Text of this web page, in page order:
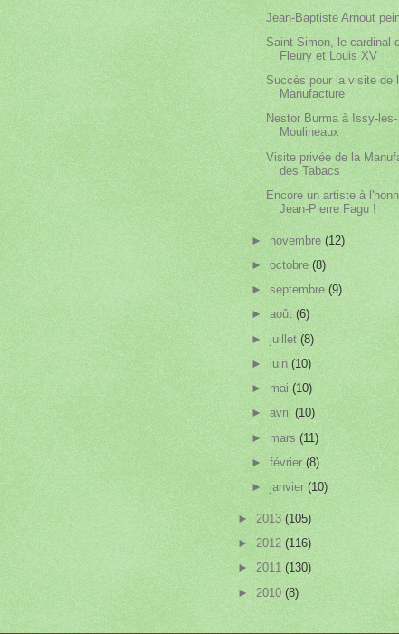
Jean-Baptiste Arnout
Saint-Simon, le cardinal
Fleury et Louis XV
Succès pour la visite de
Manufacture
Nestor Burma à Issy-les-
Moulineaux
Visite privée de la
des Tabacs
Encore un artiste à
Jean-Pierre Fagu !
►novembre(12)
►octobre(8)
►septembre(9)
►août(6)
► juillet(8)
► juin(10)
►mai(10)
►avril(10)
►mars(11)
►février(8)
► janvier(10)
► 2013 (105)
► 2012 (116)
► 2011 (130)
► 2010 (8)